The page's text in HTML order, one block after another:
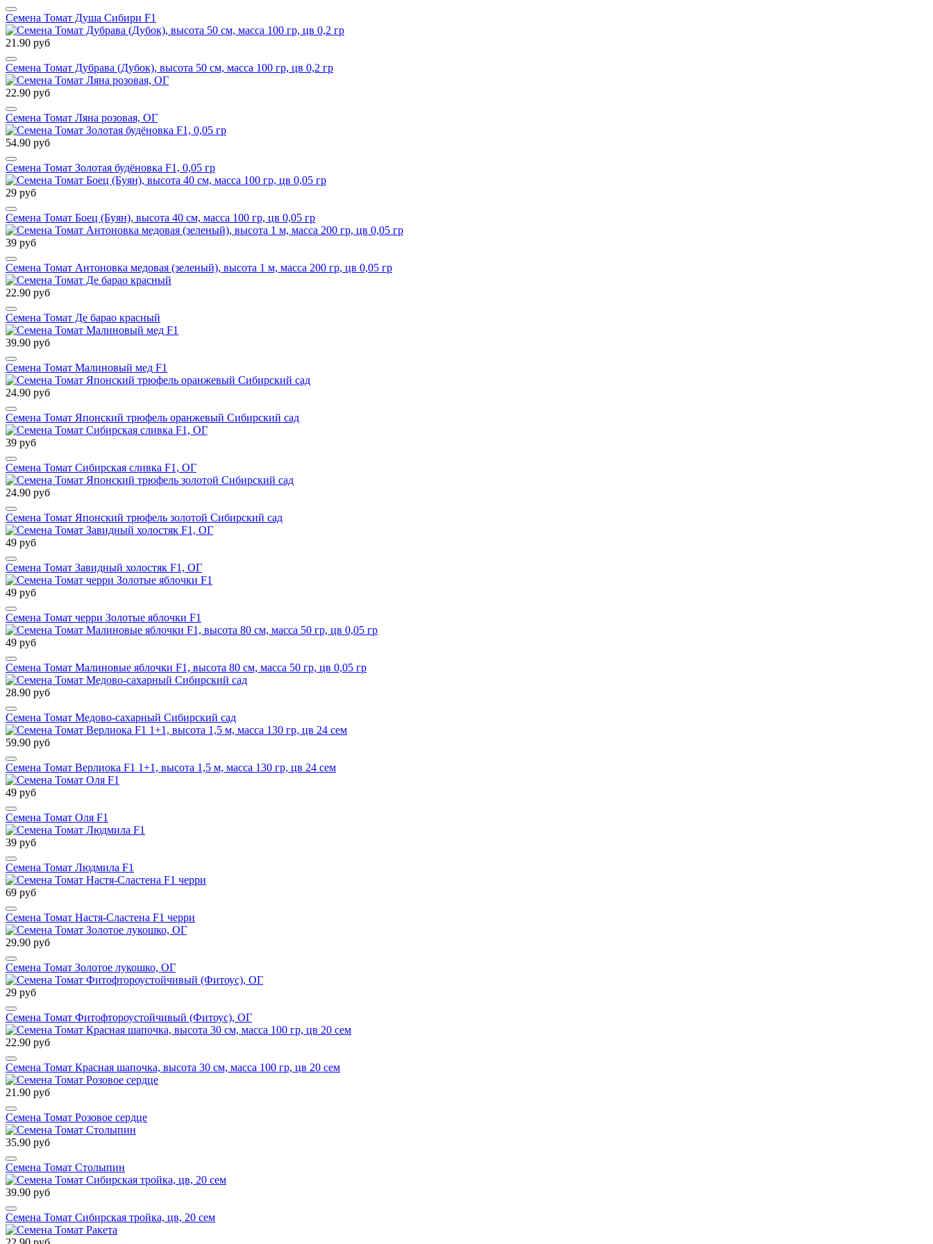
Семена Томат Душа Сибири F1
21.90 руб
Семена Томат Дубрава (Дубок), высота 50 см, масса 100 гр, цв 0,2 гр
22.90 руб
Семена Томат Ляна розовая, ОГ
54.90 руб
Семена Томат Золотая будёновка F1, 0,05 гр
29 руб
Семена Томат Боец (Буян), высота 40 см, масса 100 гр, цв 0,05 гр
39 руб
Семена Томат Антоновка медовая (зеленый), высота 1 м, масса 200 гр, цв 0,05 гр
22.90 руб
Семена Томат Де барао красный
39.90 руб
Семена Томат Малиновый мед F1
24.90 руб
Семена Томат Японский трюфель оранжевый Сибирский сад
39 руб
Семена Томат Сибирская сливка F1, ОГ
24.90 руб
Семена Томат Японский трюфель золотой Сибирский сад
49 руб
Семена Томат Завидный холостяк F1, ОГ
49 руб
Семена Томат черри Золотые яблочки F1
49 руб
Семена Томат Малиновые яблочки F1, высота 80 см, масса 50 гр, цв 0,05 гр
28.90 руб
Семена Томат Медово-сахарный Сибирский сад
59.90 руб
Семена Томат Верлиока F1 1+1, высота 1,5 м, масса 130 гр, цв 24 сем
49 руб
Семена Томат Оля F1
39 руб
Семена Томат Людмила F1
69 руб
Семена Томат Настя-Сластена F1 черри
29.90 руб
Семена Томат Золотое лукошко, ОГ
29 руб
Семена Томат Фитофтороустойчивый (Фитоус), ОГ
22.90 руб
Семена Томат Красная шапочка, высота 30 см, масса 100 гр, цв 20 сем
21.90 руб
Семена Томат Розовое сердце
35.90 руб
Семена Томат Столыпин
39.90 руб
Семена Томат Сибирская тройка, цв, 20 сем